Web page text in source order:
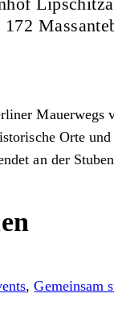
Orte
an der
,Gemeinsam